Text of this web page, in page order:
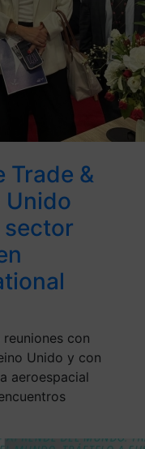
Trade &
Unido
sector
con
Unido y con
aeroespacial